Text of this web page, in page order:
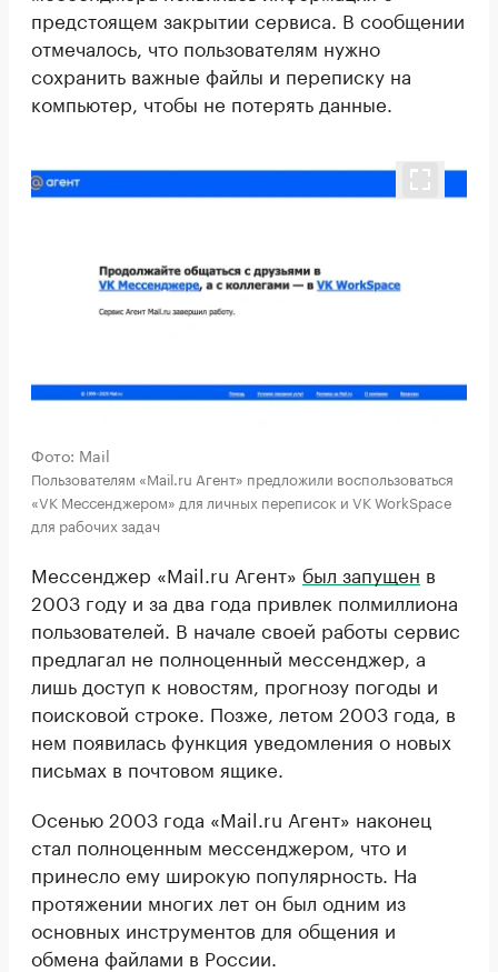
предстоящем закрытии сервиса. В сообщении
отмечалось, что пользователям нужно
сохранить важные файлы и переписку на
компьютер, чтобы не потерять данные.
Фото: Mail
Пользователям «Mail.ru Агент» предложили воспользоваться
«VK Мессенджером» для личных переписок и VK WorkSpace
для рабочих задач
Мессенджер «Mail.ru Агент» был запущен в
2003 году и за два года привлек полмиллиона
пользователей. В начале своей работы сервис
предлагал не полноценный мессенджер, а
лишь доступ к новостям, прогнозу погоды и
поисковой строке. Позже, летом 2003 года, в
нем появилась функция уведомления о новых
письмах в почтовом ящике.
Осенью 2003 года «Mail.ru Агент» наконец
стал полноценным мессенджером, что и
принесло ему широкую популярность. На
протяжении многих лет он был одним из
основных инструментов для общения и
обмена файлами в России.